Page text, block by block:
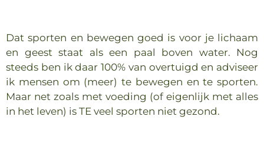
Dat sporten en bewegen goed is voor je lichaam
en geest staat als een paal boven water. Nog
steeds ben ik daar 100% van overtuigd en adviseer
ik mensen om (meer) te bewegen en te sporten.
Maar net zoals met voeding (of eigenlijk met alles
in het leven) is TE veel sporten niet gezond.